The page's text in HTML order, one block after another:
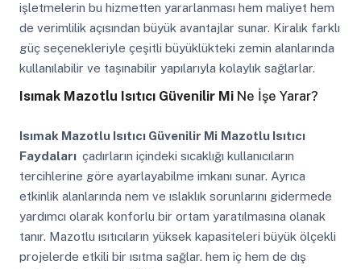
işletmelerin bu hizmetten yararlanması hem maliyet hem
de verimlilik açısından büyük avantajlar sunar. Kiralık farklı
güç seçenekleriyle çeşitli büyüklükteki zemin alanlarında
kullanılabilir ve taşınabilir yapılarıyla kolaylık sağlarlar.
Isımak Mazotlu Isıtıcı Güvenilir MiNe İşe Yarar?
Isımak Mazotlu Isıtıcı Güvenilir Mi Mazotlu Isıtıcı
Faydaları çadırların içindeki sıcaklığı kullanıcıların
tercihlerine göre ayarlayabilme imkanı sunar. Ayrıca
etkinlik alanlarında nem ve ıslaklık sorunlarını gidermede
yardımcı olarak konforlu bir ortam yaratılmasına olanak
tanır. Mazotlu ısıtıcıların yüksek kapasiteleri büyük ölçekli
projelerde etkili bir ısıtma sağlar. hem iç hem de dış